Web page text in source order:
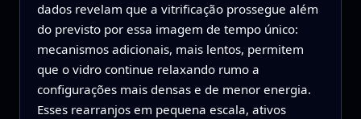
dados revelam que a vitrificação prossegue além
do previsto por essa imagem de tempo único:
mecanismos adicionais, mais lentos, permitem
que o vidro continue relaxando rumo a
configurações mais densas e de menor energia.
Esses rearranjos em pequena escala, ativos